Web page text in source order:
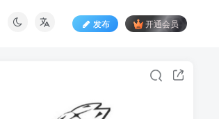
发布 开通会员